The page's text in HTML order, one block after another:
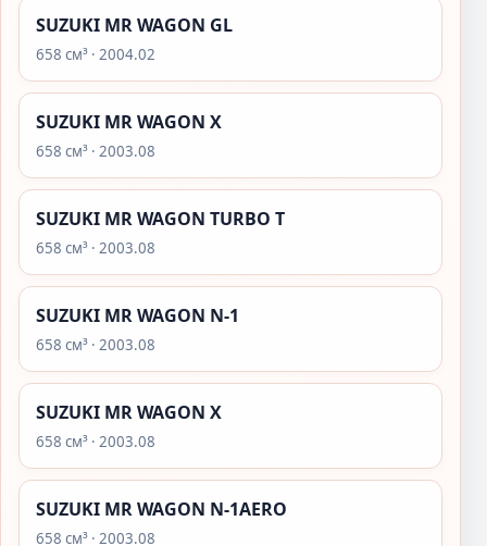
SUZUKI MR WAGON GL
658 см³ · 2004.02
SUZUKI MR WAGON X
658 см³ · 2003.08
SUZUKI MR WAGON TURBO T
658 см³ · 2003.08
SUZUKI MR WAGON N-1
658 см³ · 2003.08
SUZUKI MR WAGON X
658 см³ · 2003.08
SUZUKI MR WAGON N-1AERO
658 см³ · 2003.08